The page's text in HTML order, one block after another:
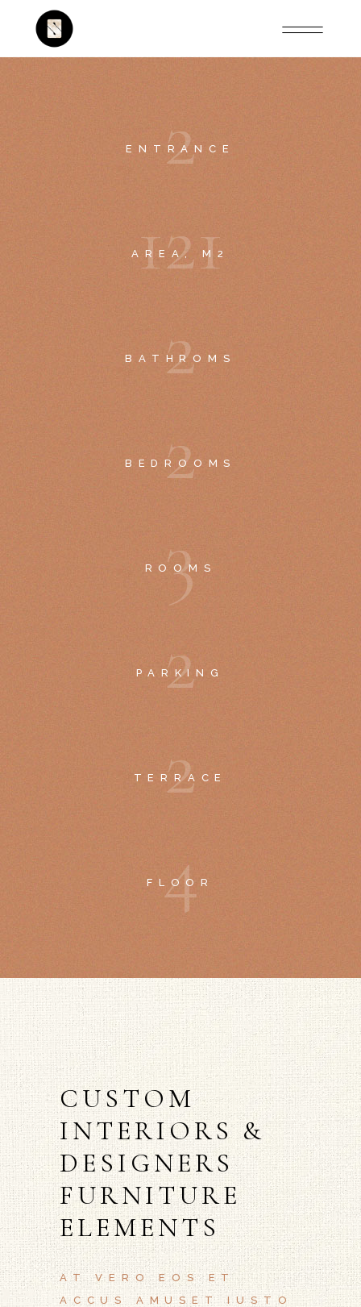
2
ENTRANCE
121
AREA, M2
2
BATHROMS
2
BEDROOMS
3
ROOMS
2
PARKING
2
TERRACE
4
FLOOR
CUSTOM
INTERIORS &
DESIGNERS
FURNITURE
ELEMENTS
AT VERO EOS ET
ACCUS AMUSET IUSTO